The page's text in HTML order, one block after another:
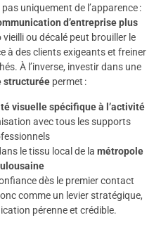
pas uniquement de l’apparence :
d’entreprise plus
vieilli ou décalé peut brouiller le
à des clients exigeants et freiner
À l’inverse, investir dans une
structurée permet :
visuelle spécifique à l’activité
avec tous les supports
le tissu local de la métropole
dès le premier contact
comme un levier stratégique,
pérenne et crédible.